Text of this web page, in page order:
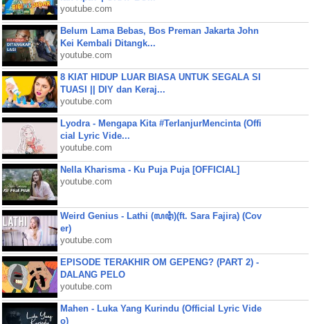
youtube.com
Belum Lama Bebas, Bos Preman Jakarta John
Kei Kembali Ditangk...
youtube.com
8 KIAT HIDUP LUAR BIASA UNTUK SEGALA SI
TUASI || DIY dan Keraj...
youtube.com
Lyodra - Mengapa Kita #TerlanjurMencinta (Offi
cial Lyric Vide...
youtube.com
Nella Kharisma - Ku Puja Puja [OFFICIAL]
youtube.com
Weird Genius - Lathi (ꦭꦛꦶ)(ft. Sara Fajira) (Cov
er)
youtube.com
EPISODE TERAKHIR OM GEPENG? (PART 2) -
DALANG PELO
youtube.com
Mahen - Luka Yang Kurindu (Official Lyric Vide
o)